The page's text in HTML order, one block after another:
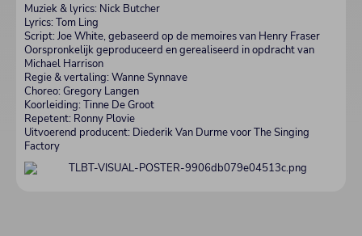
Muziek & lyrics: Nick Butcher
Lyrics: Tom Ling
Script: Joe White, gebaseerd op de memoires van Henry Fraser
Oorspronkelijk geproduceerd en gerealiseerd in opdracht van
Michael Harrison
Regie & vertaling: Wanne Synnave
Choreo: Gregory Langen
Koorleiding: Tinne De Groot
Repetent: Ronny Plovie
Uitvoerend producent: Diederik Van Durme voor The Singing
Factory